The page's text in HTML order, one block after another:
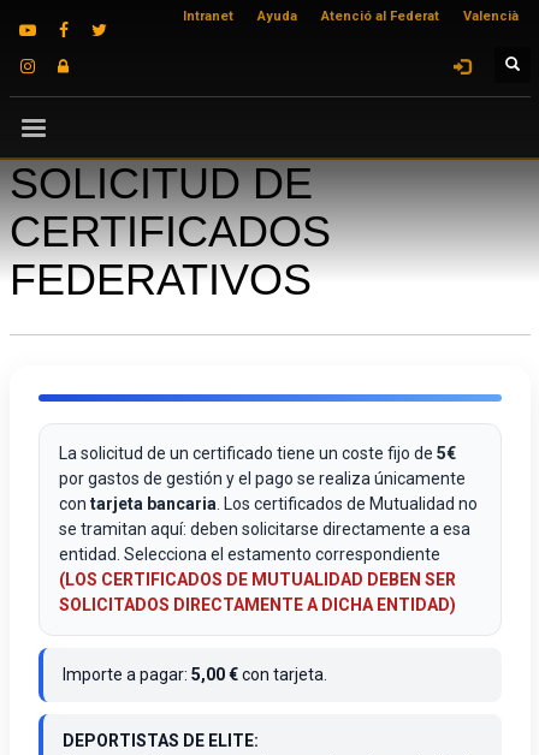
Intranet Ayuda Atenció al Federat Valencià
SOLICITUD DE
CERTIFICADOS
FEDERATIVOS
La solicitud de un certificado tiene un coste fijo de 5€
por gastos de gestión y el pago se realiza únicamente
con tarjeta bancaria . Los certificados de Mutualidad no
se tramitan aquí: deben solicitarse directamente a esa
entidad. Selecciona el estamento correspondiente
(LOS CERTIFICADOS DE MUTUALIDAD DEBEN SER
SOLICITADOS DIRECTAMENTE A DICHA ENTIDAD)
Importe a pagar: 5,00 €con tarjeta.
DEPORTISTAS DE ELITE: